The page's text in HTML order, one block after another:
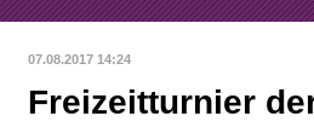
Vereinsinfo
Vereinschronik
Anfahrt
Trainer
Talentinos
07.08.2017 14:24
Freizeitturnier